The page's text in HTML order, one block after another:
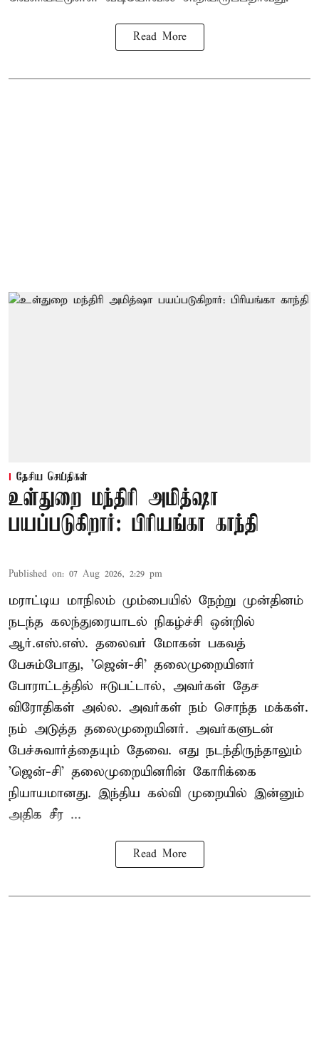
Read More
தேசிய செய்திகள்
உள்துறை மந்திரி அமித்ஷா
பயப்படுகிறார்: பிரியங்கா காந்தி
Published on: 07 Aug 2026, 2:29 pm
மராட்டிய மாநிலம் மும்பையில் நேற்று முன்தினம்
நடந்த கலந்துரையாடல் நிகழ்ச்சி ஒன்றில்
ஆர்.எஸ்.எஸ். தலைவர் மோகன் பகவத்
பேசும்போது, 'ஜென்-சி' தலைமுறையினர்
போராட்டத்தில் ஈடுபட்டால், அவர்கள் தேச
விரோதிகள் அல்ல. அவர்கள் நம் சொந்த மக்கள்.
நம் அடுத்த தலைமுறையினர். அவர்களுடன்
பேச்சுவார்த்தையும் தேவை. எது நடந்திருந்தாலும்
'ஜென்-சி' தலைமுறையினரின் கோரிக்கை
நியாயமானது. இந்திய கல்வி முறையில் இன்னும்
அதிக சீர ...
Read More